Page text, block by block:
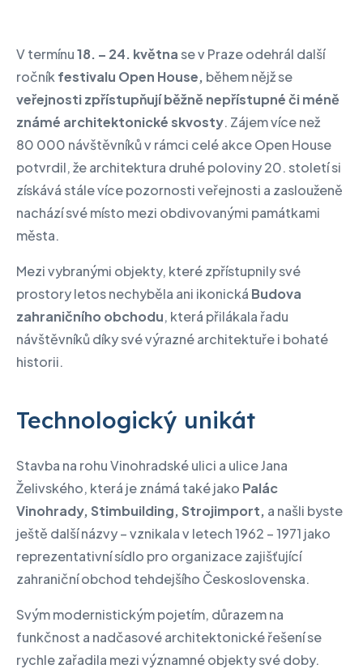
V termínu18. – 24. květnase v Praze odehrál další
ročník festivalu Open House, během nějž se
veřejnosti zpřístupňují běžně nepřístupné či méně
známé architektonické skvosty. Zájem více než
80 000 návštěvníků v rámci celé akce Open House
potvrdil, že architektura druhé poloviny 20. století si
získává stále více pozornosti veřejnosti a zaslouženě
nachází své místo mezi obdivovanými památkami
města.
Mezi vybranými objekty, které zpřístupnily své
prostory letos nechyběla ani ikonická Budova
zahraničního obchodu, která přilákala řadu
návštěvníků díky své výrazné architektuře i bohaté
historii.
Technologický unikát
Stavba na rohu Vinohradské ulici a ulice Jana
Želivského, která je známá také jako Palác
Vinohrady, Stimbuilding, Strojimport, a našli byste
ještě další názvy – vznikala v letech 1962 – 1971 jako
reprezentativní sídlo pro organizace zajišťující
zahraniční obchod tehdejšího Československa.
Svým modernistickým pojetím, důrazem na
funkčnost a nadčasové architektonické řešení se
rychle zařadila mezi významné objekty své doby.